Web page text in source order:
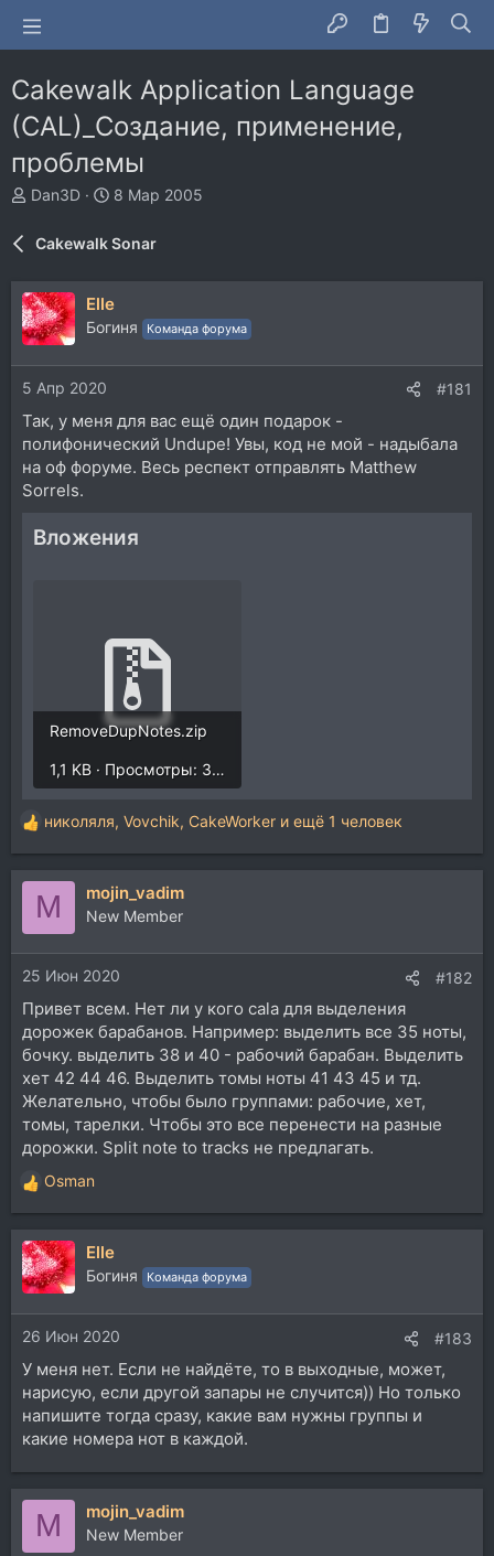
Cakewalk Application Language
(CAL)_Создание, применение,
проблемы
А
т
р
т
е
м
Dan3D
Д
т
н
а
8 Мар 2005
Cakewalk Sonar
Elle
Богиня Команда форума
5 Апр 2020 #181
Так, у меня для вас ещё один подарок -
полифонический Undupe! Увы, код не мой - надыбала
на оф форуме. Весь респект отправлять Matthew
Sorrels.
Вложения
RemoveDupNotes.zip
1,1 KB · Просмотры: 382
Р
е
а
и
и
:
николяля, Vovchik, CakeWorker и ещё 1 человек
M mojin_vadim
New Member
25 Июн 2020 #182
Привет всем. Нет ли у кого cala для выделения
дорожек барабанов. Например: выделить все 35 ноты,
бочку. выделить 38 и 40 - рабочий барабан. Выделить
хет 42 44 46. Выделить томы ноты 41 43 45 и тд.
Желательно, чтобы было группами: рабочие, хет,
томы, тарелки. Чтобы это все перенести на разные
дорожки. Split note to tracks не предлагать.
Р
е
а
к
ц
и
и
:
Osman
Elle
Богиня Команда форума
26 Июн 2020 #183
У меня нет. Если не найдёте, то в выходные, может,
нарисую, если другой запары не случится)) Но только
напишите тогда сразу, какие вам нужны группы и
какие номера нот в каждой.
M mojin_vadim
New Member